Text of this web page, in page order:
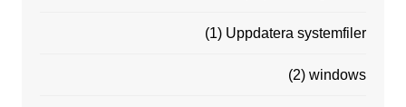
Uppdatera systemfiler
(1)
windows
(2)